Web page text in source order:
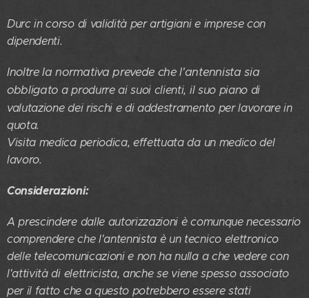
Durc in corso di validità per artigiani e imprese con
dipendenti.
Inoltre la normativa prevede che l'antennista sia
obbligato a produrre ai suoi clienti, il suo piano di
valutazione dei rischi e di addestramento per lavorare in
quota.
Visita medica periodica, effettuata da un medico del
lavoro.
Considerazioni:
A prescindere dalle autorizzazioni è comunque necessario
comprendere che l'antennista è un tecnico elettronico
delle telecomunicazioni e non ha nulla a che vedere con
l'attività di elettricista, anche se viene spesso associato
per il fatto che a questo potrebbero essere stati